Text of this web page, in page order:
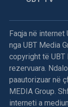
gjësende të tjera
Vushtrri: Gjatë
Tërstena (24)
Forca të
Faqja në internet
nga UBT Media
copyright të UBT
rezervuara.
paautorizuar në
MEDIA Group.
interneti a